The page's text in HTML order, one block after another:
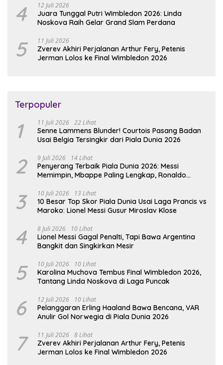
4 12 Juli 2026
Juara Tunggal Putri Wimbledon 2026: Linda
Noskova Raih Gelar Grand Slam Perdana
5 11 Juli 2026
Zverev Akhiri Perjalanan Arthur Fery, Petenis
Jerman Lolos ke Final Wimbledon 2026
Terpopuler
1 11 Juli 2026 22 Lihat
Senne Lammens Blunder! Courtois Pasang Badan
Usai Belgia Tersingkir dari Piala Dunia 2026
2 9 Juli 2026 14 Lihat
Penyerang Terbaik Piala Dunia 2026: Messi
Memimpin, Mbappe Paling Lengkap, Ronaldo
3 10 Juli 2026 13 Lihat
10 Besar Top Skor Piala Dunia Usai Laga Prancis vs
Maroko: Lionel Messi Gusur Miroslav Klose
4 8 Juli 2026 10 Lihat
Lionel Messi Gagal Penalti, Tapi Bawa Argentina
Bangkit dan Singkirkan Mesir
5 10 Juli 2026 10 Lihat
Karolina Muchova Tembus Final Wimbledon 2026,
Tantang Linda Noskova di Laga Puncak
6 12 Juli 2026 10 Lihat
Pelanggaran Erling Haaland Bawa Bencana, VAR
Anulir Gol Norwegia di Piala Dunia 2026
7 11 Juli 2026 8 Lihat
Zverev Akhiri Perjalanan Arthur Fery, Petenis
Jerman Lolos ke Final Wimbledon 2026